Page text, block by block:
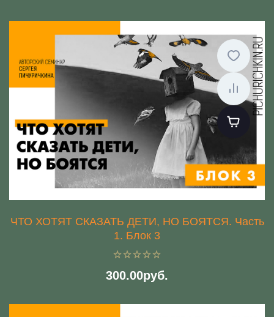
ЧТО ХОТЯТ СКАЗАТЬ ДЕТИ, НО БОЯТСЯ. Часть
1. Блок 3
300.00руб.